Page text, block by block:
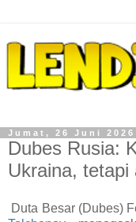
Jumat, 26 Juni 2026
Dubes Rusia:
Ukraina,
Duta Besar (Dubes)